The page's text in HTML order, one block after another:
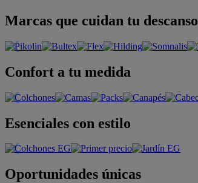
Marcas que cuidan tu descanso
Confort a tu medida
Esenciales con estilo
Oportunidades únicas